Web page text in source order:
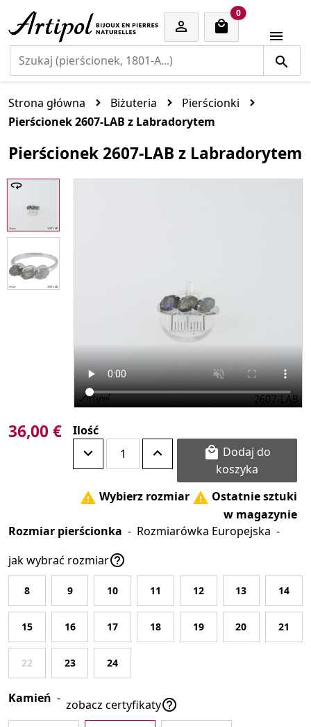

0cart items

Strona główna Biżuteria
Pierścionki
Pierścionek 2607-LAB z Labradorytem
Pierścionek 2607-LAB z Labradorytem
36,00 € Ilość

koszyka
 Wybierz rozmiar  Ostatnie sztuki
w magazynie
Rozmiar pierścionka - Rozmiarówka Europejska -
jak wybrać rozmiar
8 9 10 11 12 13 14
15 16 17 18 19 20 21
22 23 24
Kamień - zobacz certyfikaty